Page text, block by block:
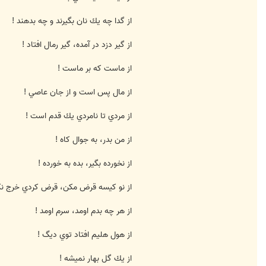
از گدا چه يك نان بگيرند و چه بدهند !
از گير دزد در آمده، گير رمال افتاد !
از ماست كه بر ماست !
از مال پس است و از جان عاصي !
از مردي تا نامردي يك قدم است !
از من بدر، به جوال كاه !
از نخورده بگير، بده به خورده !
از نو كيسه قرض مكن، قرض كردي خرج
از هر چه بدم اومد، سرم اومد !
از هول هليم افتاد توي ديگ !
از يك گل بهار نميشه !